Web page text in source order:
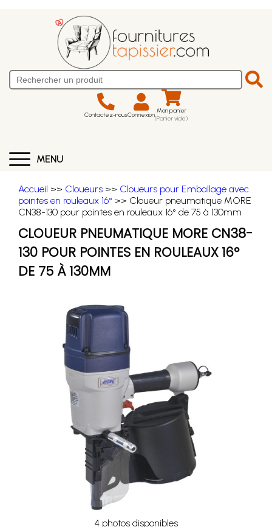
Contactez-nousConnexion Mon panier
(Panier vide)
MENU
Accueil >> Cloueurs >> Cloueurs pour Emballage avec
pointes en rouleaux 16° >> Cloueur pneumatique MORE
CN38-130 pour pointes en rouleaux 16° de 75 à 130mm
CLOUEUR PNEUMATIQUE MORE CN38-
130 POUR POINTES EN ROULEAUX 16°
DE 75 À 130MM
4 photos disponibles